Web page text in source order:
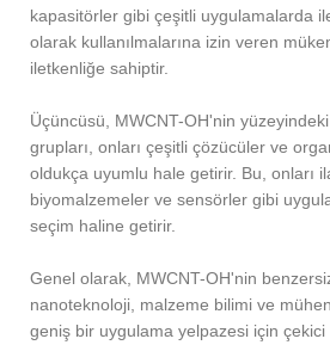
kapasitörler gibi çeşitli uygulamalarda
olarak kullanılmalarına izin veren
iletkenliğe sahiptir.
Üçüncüsü, MWCNT-OH'nin
grupları, onları çeşitli çözücüler ve
oldukça uyumlu hale getirir. Bu, onları
biyomalzemeler ve sensörler gibi
seçim haline getirir.
Genel olarak, MWCNT-OH'nin
nanoteknoloji, malzeme bilimi ve
geniş bir uygulama yelpazesi için